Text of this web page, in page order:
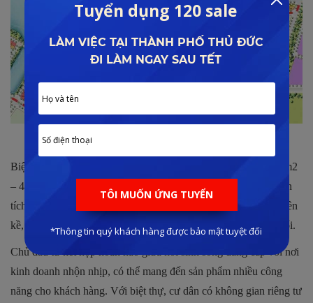
Biệt thự đơn lập trong phân khu có diện tích giao động từ 142m2
– 418m2, quy mô là 3 tầng nổi, biệt thự song lập tại đây có diện
tích 148m2 – 155m2, cũng xây dựng 3 tầng nổi. Đối với nhà liền
kề, được thiết kế với diện tích 90m2 – 145m2, có đến 4 tầng nổi.
Chủ đầu tư kết hợp hoàn hảo giữa nơi sinh sống đẳng cấp với nơi
kinh doanh nhộn nhịp, có thể mang đến sản phẩm nhiều công
năng cho khách hàng. Với biệt thự, cư dân có không gian riêng tư